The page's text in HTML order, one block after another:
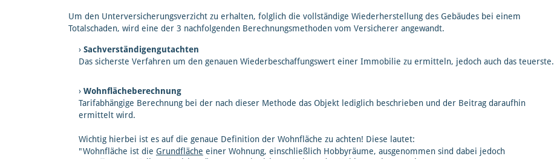
Um den Unterversicherungsverzicht zu erhalten, folglich die vollständige Wiederherstellung des Gebäudes bei einem
Totalschaden, wird eine der 3 nachfolgenden Berechnungsmethoden vom Versicherer angewandt.
Sachverständigengutachten
Das sicherste Verfahren um den genauen Wiederbeschaffungswert einer Immobilie zu ermitteln, jedoch auch das teuerste.
Wohnflächeberechnung
Tarifabhängige Berechnung bei der nach dieser Methode das Objekt lediglich beschrieben und der Beitrag daraufhin
ermittelt wird.
Wichtig hierbei ist es auf die genaue Definition der Wohnfläche zu achten! Diese lautet:
"Wohnfläche ist die Grundfläche einer Wohnung, einschließlich Hobbyräume, ausgenommen sind dabei jedoch